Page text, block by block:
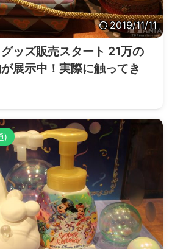
2019/11/11
ッズ販売スタート 21万の
が展示中！実際に触ってき
)